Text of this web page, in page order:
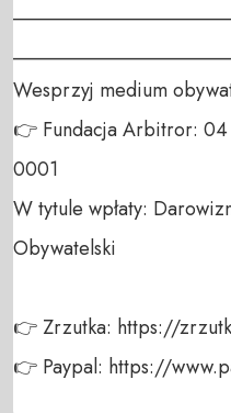
Wesprzyj medium
👉 Fundacja Arbitror:
0001
W tytule wpłaty:
Obywatelski
👉 Zrzutka: https://
👉 Paypal: https://